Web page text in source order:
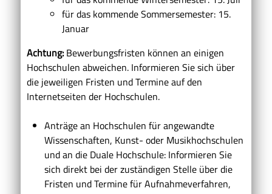
für das kommende Sommersemester: 15.
Januar
Achtung: Bewerbungsfristen können an einigen
Hochschulen abweichen. Informieren Sie sich über
die jeweiligen Fristen und Termine auf den
Internetseiten der Hochschulen.
Anträge an Hochschulen für angewandte
Wissenschaften, Kunst- oder Musikhochschulen
und an die Duale Hochschule: Informieren Sie
sich direkt bei der zuständigen Stelle über die
Fristen und Termine für Aufnahmeverfahren,